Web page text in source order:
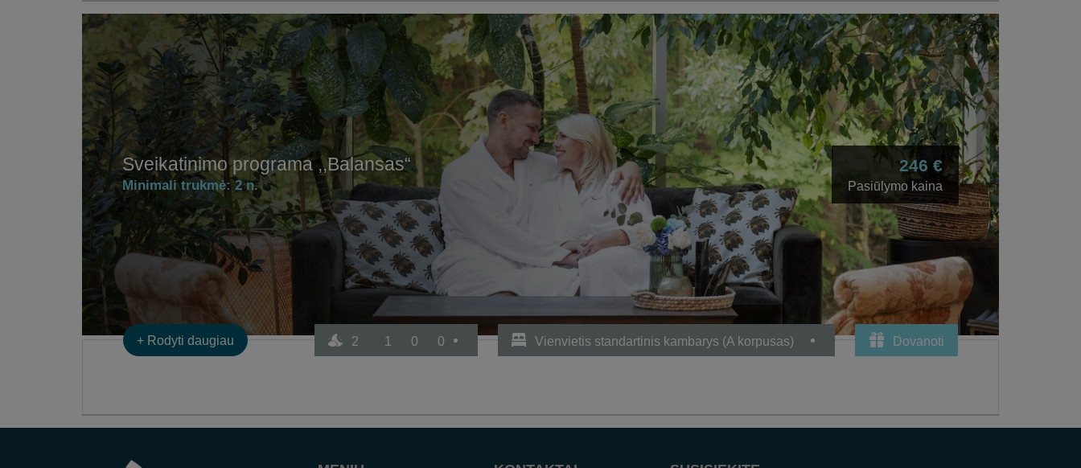
Sveikatinimo programa ,,Balansas“
Minimali trukmė: 2 n.
246 €
Pasiūlymo kaina
+ Rodyti daugiau Dovanoti
Vienvietis standartinis kambarys (A korpusas)
2 1 0 0